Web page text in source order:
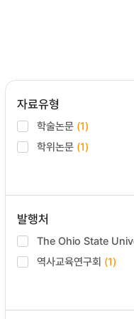
자료유형
학술논문 (1)
학위논문 (1)
발행처
The Ohio State
역사교육연구회 (1)